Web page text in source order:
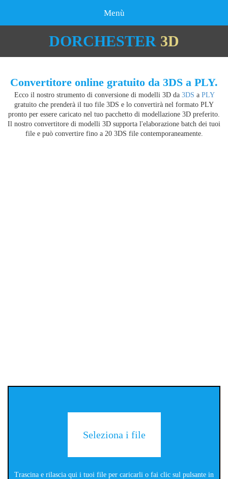
Menù
DORCHESTER 3D
Convertitore online gratuito da 3DS a PLY.
Ecco il nostro strumento di conversione di modelli 3D da 3DS a PLY
gratuito che prenderà il tuo file 3DS e lo convertirà nel formato PLY
pronto per essere caricato nel tuo pacchetto di modellazione 3D preferito.
Il nostro convertitore di modelli 3D supporta l'elaborazione batch dei tuoi
file e può convertire fino a 20 3DS file contemporaneamente.
Seleziona i file
Trascina e rilascia qui i tuoi file per caricarli o fai clic sul pulsante in